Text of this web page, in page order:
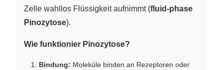
Zelle wahllos Flüssigkeit aufnimmt (fluid-phase
Pinozytose).
Wie funktionier Pinozytose?
Bindung: Moleküle binden an Rezeptoren oder